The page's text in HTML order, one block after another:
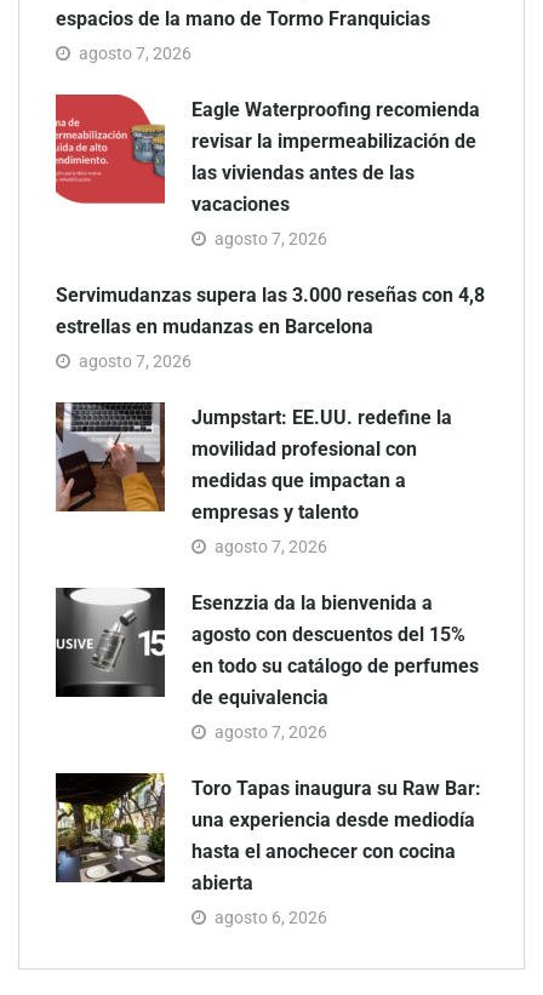
espacios de la mano de Tormo Franquicias
agosto 7, 2026
Eagle Waterproofing recomienda
revisar la impermeabilización de
las viviendas antes de las
vacaciones
agosto 7, 2026
Servimudanzas supera las 3.000 reseñas con 4,8
estrellas en mudanzas en Barcelona
agosto 7, 2026
Jumpstart: EE.UU. redefine la
movilidad profesional con
medidas que impactan a
empresas y talento
agosto 7, 2026
Esenzzia da la bienvenida a
agosto con descuentos del 15%
en todo su catálogo de perfumes
de equivalencia
agosto 7, 2026
Toro Tapas inaugura su Raw Bar:
una experiencia desde mediodía
hasta el anochecer con cocina
abierta
agosto 6, 2026